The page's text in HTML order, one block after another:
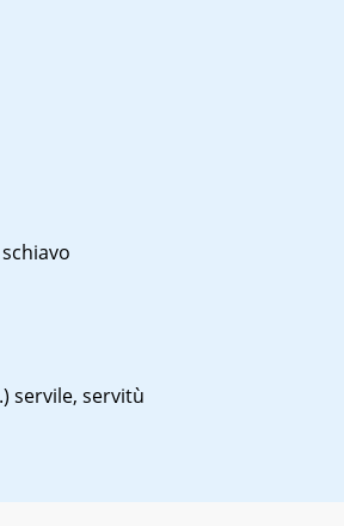
schiavo
servile, servitù